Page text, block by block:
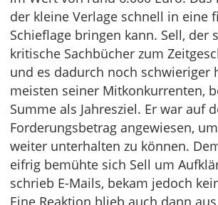
der kleine Verlage schnell in eine
Schieflage bringen kann. Sell, der
kritische Sachbücher zum
und es dadurch noch schwieriger
meisten seiner Mitkonkurrenten,
Summe als Jahresziel. Er war auf
Forderungsbetrag angewiesen,
weiter unterhalten zu können.
eifrig bemühte sich Sell um
schrieb E-Mails, bekam jedoch
Eine Reaktion blieb auch dann